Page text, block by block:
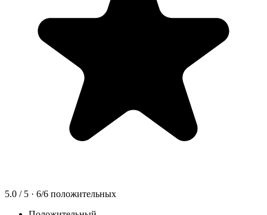
5.0 / 5 · 6/6 положительных